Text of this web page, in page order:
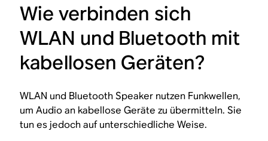
Wie verbinden sich
WLAN und Bluetooth mit
kabellosen Geräten?
WLAN und Bluetooth Speaker nutzen Funkwellen,
um Audio an kabellose Geräte zu übermitteln. Sie
tun es jedoch auf unterschiedliche Weise.